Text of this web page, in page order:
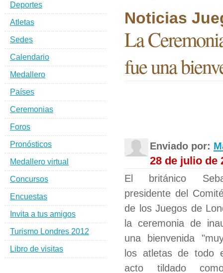
Noticias
La
fue una
Enviado por:
28 de julio de
El británico
presidente del
de los Juegos de
la ceremonia de
una bienvenida
los atletas de todo
acto tildado
Deportes
Atletas
Sedes
Calendario
Medallero
Países
Ceremonias
Foros
Pronósticos
Medallero virtual
Concursos
Encuestas
Invita a tus amigos
Turismo Londres 2012
Libro de visitas